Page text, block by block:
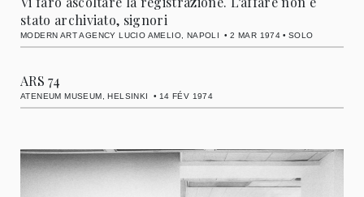
stato archiviato, signori
MODERN ART AGENCY LUCIO AMELIO, NAPOLI 2 MAR 1974 SOLO
ARS 74
ATENEUM MUSEUM, HELSINKI 14 FÉV 1974